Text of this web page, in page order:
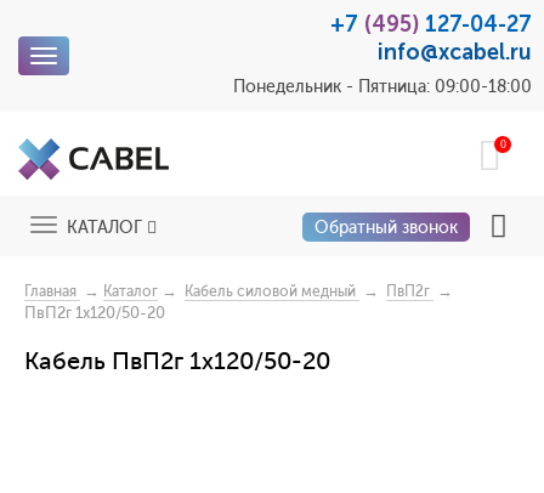
Toggle
+7 (495) 127-04-27
info@xcabel.ru
Понедельник - Пятница: 09:00-18:00
0
ToggleКАТАЛОГ Обратный звонок
Главная → Каталог → Кабель силовой медный → ПвП2г →
ПвП2г 1x120/50-20
Кабель ПвП2г 1x120/50-20